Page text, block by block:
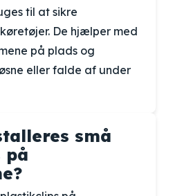
til at sikre
De hjælper med
på plads og
eller falde af under
små
på